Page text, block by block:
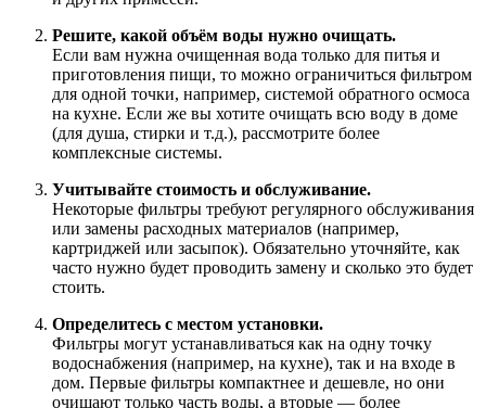
Решите, какой объём воды нужно очищать.
Если вам нужна очищенная вода только для питья и
приготовления пищи, то можно ограничиться фильтром
для одной точки, например, системой обратного осмоса
на кухне. Если же вы хотите очищать всю воду в доме
(для душа, стирки и т.д.), рассмотрите более
комплексные системы.
Учитывайте стоимость и обслуживание.
Некоторые фильтры требуют регулярного обслуживания
или замены расходных материалов (например,
картриджей или засыпок). Обязательно уточняйте, как
часто нужно будет проводить замену и сколько это будет
стоить.
Определитесь с местом установки.
Фильтры могут устанавливаться как на одну точку
водоснабжения (например, на кухне), так и на входе в
дом. Первые фильтры компактнее и дешевле, но они
очищают только часть воды, а вторые — более